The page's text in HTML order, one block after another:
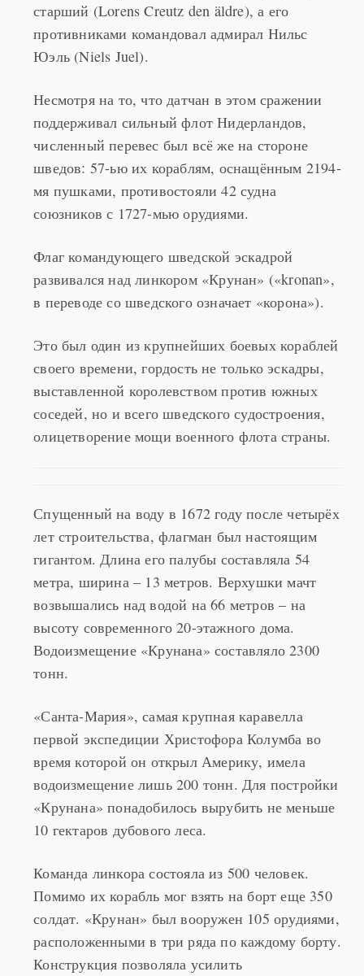
старший (Lorens Creutz den äldre), а его
противниками командовал адмирал Нильс
Юэль (Niels Juel).
Несмотря на то, что датчан в этом сражении
поддерживал сильный флот Нидерландов,
численный перевес был всё же на стороне
шведов: 57-ью их кораблям, оснащённым 2194-
мя пушками, противостояли 42 судна
союзников с 1727-мью орудиями.
Флаг командующего шведской эскадрой
развивался над линкором «Крунан» («kronan»,
в переводе со шведского означает «корона»).
Это был один из крупнейших боевых кораблей
своего времени, гордость не только эскадры,
выставленной королевством против южных
соседей, но и всего шведского судостроения,
олицетворение мощи военного флота страны.
Спущенный на воду в 1672 году после четырёх
лет строительства, флагман был настоящим
гигантом. Длина его палубы составляла 54
метра, ширина – 13 метров. Верхушки мачт
возвышались над водой на 66 метров – на
высоту современного 20-этажного дома.
Водоизмещение «Крунана» составляло 2300
тонн.
«Санта-Мария», самая крупная каравелла
первой экспедиции Христофора Колумба во
время которой он открыл Америку, имела
водоизмещение лишь 200 тонн. Для постройки
«Крунана» понадобилось вырубить не меньше
10 гектаров дубового леса.
Команда линкора состояла из 500 человек.
Помимо их корабль мог взять на борт еще 350
солдат. «Крунан» был вооружен 105 орудиями,
расположенными в три ряда по каждому борту.
Конструкция позволяла усилить